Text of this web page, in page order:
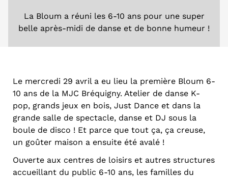
La Bloum a réuni les 6-10 ans pour une super
belle après-midi de danse et de bonne humeur !
Le mercredi 29 avril a eu lieu la première Bloum 6-
10 ans de la MJC Bréquigny. Atelier de danse K-
pop, grands jeux en bois, Just Dance et dans la
grande salle de spectacle, danse et DJ sous la
boule de disco ! Et parce que tout ça, ça creuse,
un goûter maison a ensuite été avalé !
Ouverte aux centres de loisirs et autres structures
accueillant du public 6-10 ans, les familles du